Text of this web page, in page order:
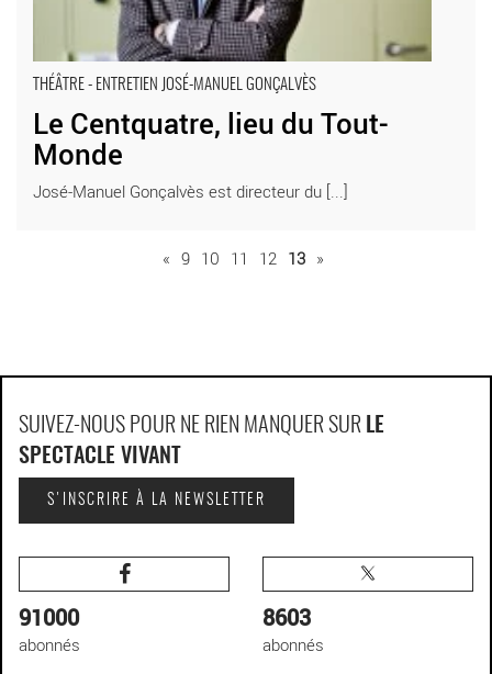
THÉÂTRE - ENTRETIEN JOSÉ-MANUEL GONÇALVÈS
Le Centquatre, lieu du Tout-
Monde
José-Manuel Gonçalvès est directeur du [...]
« 9 10 11 12 13 »
SUIVEZ-NOUS POUR NE RIEN MANQUER SUR LE
SPECTACLE VIVANT
S'INSCRIRE À LA NEWSLETTER
91000
abonnés
8603
abonnés